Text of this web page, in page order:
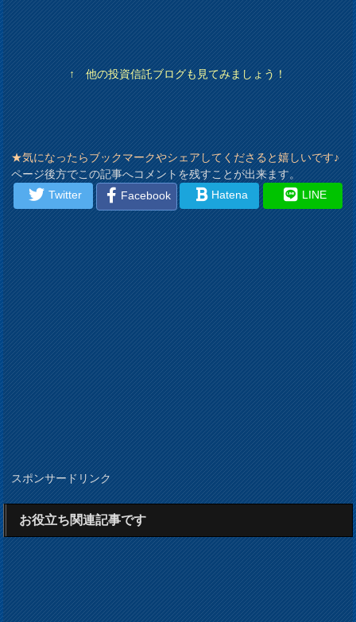
↑ 他の投資信託ブログも見てみましょう！
★気になったらブックマークやシェアしてくださると嬉しいです♪
ページ後方でこの記事へコメントを残すことが出来ます。
Twitter
Facebook Hatena LINE
スポンサードリンク
お役立ち関連記事です